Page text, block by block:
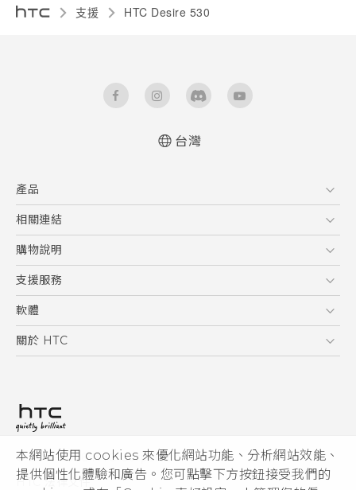
本網站使用 cookies 來優化網站功能、分析網站效能、
提供個性化體驗和廣告。您可點擊下方按鈕接受我們的
支援 HTC Desire 530‎
台灣
產品
5G
智慧型手機
配件
相關連結
HTC Research
購物說明
購物須知
訂單管理
付款方式
支援服務
到府收送維修服務
服務中心資訊
客戶服務佈告欄
軟體
應用程式
HTC Sync Manager
關於 HTC
投資人
隱私權政策
© 2011-2026 HTC Corporation
HTC 法律文件